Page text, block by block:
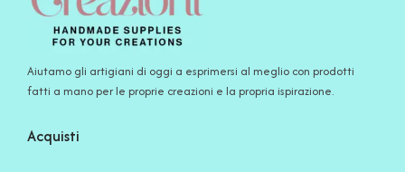
Aiutamo gli artigiani di oggi a esprimersi al meglio con prodotti
fatti a mano per le proprie creazioni e la propria ispirazione.
Acquisti